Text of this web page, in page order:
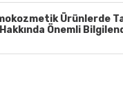
Ürünlerde
Hakkında Önemli